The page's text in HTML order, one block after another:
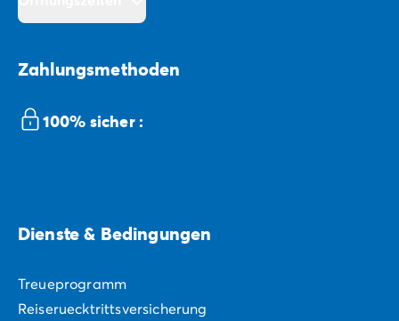
Zahlungsmethoden
100% sicher :
Dienste & Bedingungen
Treueprogramm
Reiseruecktrittsversicherung